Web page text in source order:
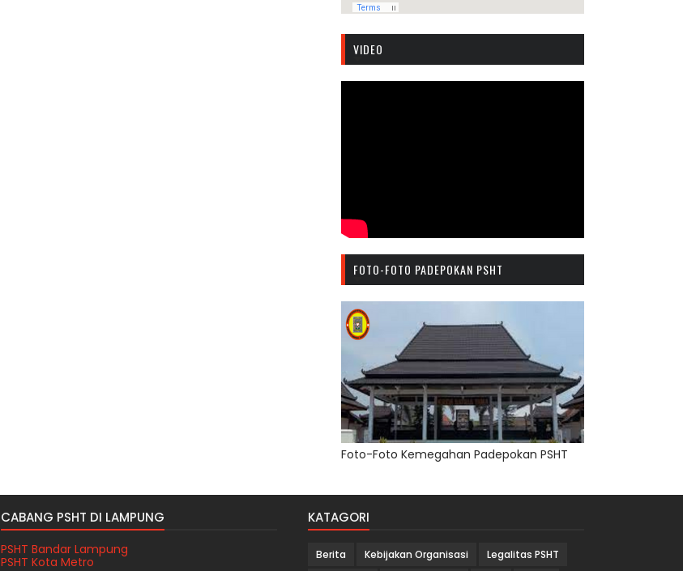
VIDEO
FOTO-FOTO PADEPOKAN PSHT
Foto-Foto Kemegahan Padepokan PSHT
CABANG PSHT DI LAMPUNG
PSHT Bandar Lampung
PSHT Kota Metro
KATAGORI
Berita Kebijakan Organisasi Legalitas PSHT